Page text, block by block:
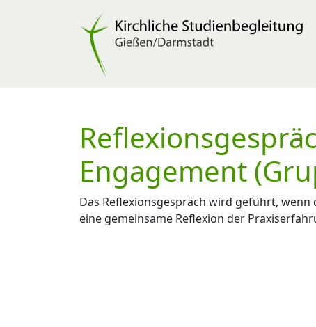
Engagement
Das Reflexionsgespräch wird geführt,
eine gemeinsame Reflexion der